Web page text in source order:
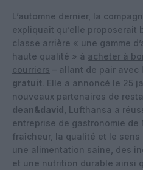
L’automne dernier, la
expliquait qu’elle proposerait
classe arrière « une gamme
haute qualité » à acheter à
courriers – allant de pair avec
gratuit. Elle a annoncé le 25
nouveaux partenaires de
dean&david , Lufthansa a
entreprise de gastronomie de
fraîcheur, la qualité et le
une alimentation saine, des
et une nutrition durable ainsi